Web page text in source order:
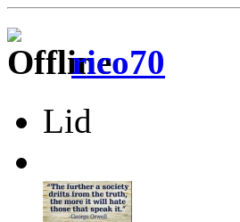
rico70
Lid